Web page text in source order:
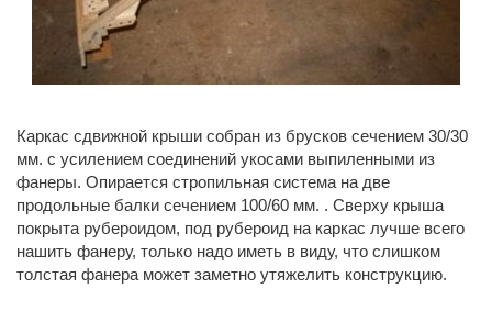
Каркас сдвижной крыши собран из брусков сечением 30/30
мм. с усилением соединений укосами выпиленными из
фанеры. Опирается стропильная система на две
продольные балки сечением 100/60 мм. . Сверху крыша
покрыта рубероидом, под рубероид на каркас лучше всего
нашить фанеру, только надо иметь в виду, что слишком
толстая фанера может заметно утяжелить конструкцию.